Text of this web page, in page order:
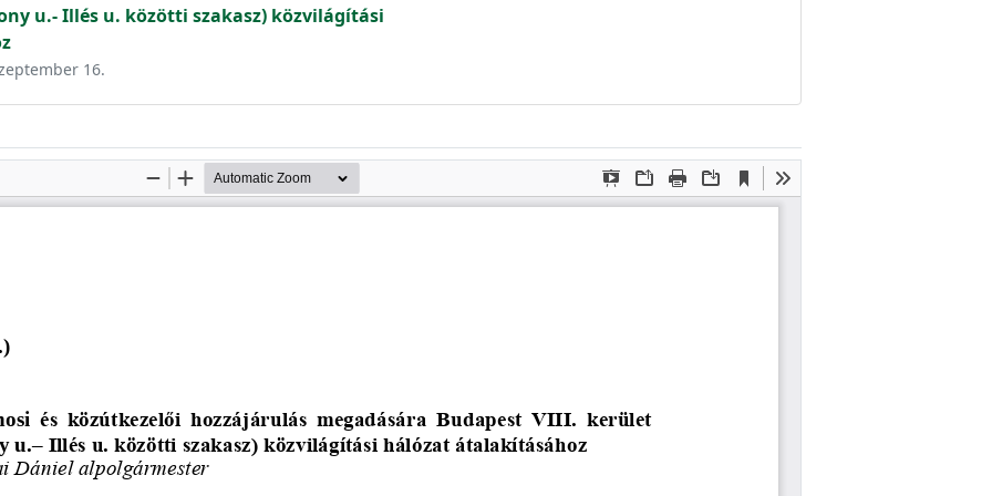
u.- Illés u. közötti szakasz) közvilágítási
16.